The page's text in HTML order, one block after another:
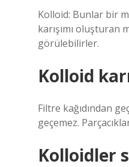
Kolloid: Bunlar bir
karışımı oluşturan
görülebilirler.
Kolloid
Filtre kağıdından
geçemez.
Kolloidler